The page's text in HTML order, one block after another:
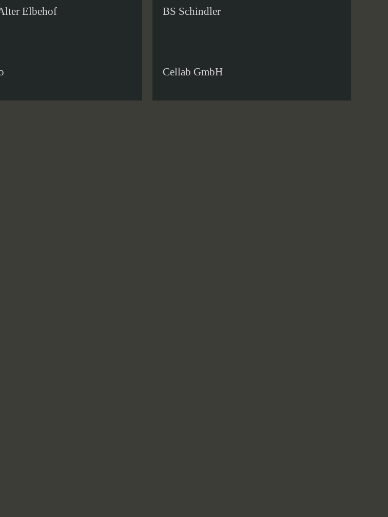
Elbehof BS Schindler
Cellab GmbH